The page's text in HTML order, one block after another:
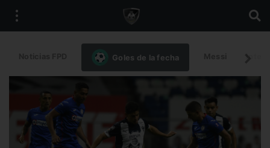
Goles de la fecha